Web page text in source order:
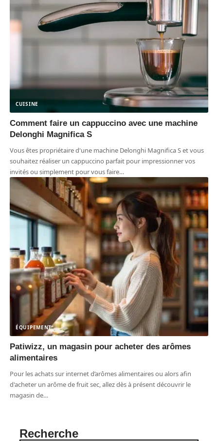
CUISINE
Comment faire un cappuccino avec une machine
Delonghi Magnifica S
Vous êtes propriétaire d'une machine Delonghi Magnifica S et vous
souhaitez réaliser un cappuccino parfait pour impressionner vos
invités ou simplement pour vous faire…
ÉQUIPEMENT
Patiwizz, un magasin pour acheter des arômes
alimentaires
Pour les achats sur internet d’arômes alimentaires ou alors afin
d'acheter un arôme de fruit sec, allez dès à présent découvrir le
magasin de…
Recherche